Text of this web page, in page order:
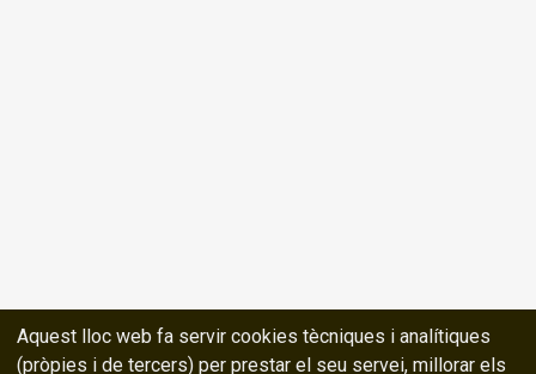
Aquest lloc web fa servir cookies tècniques i analítiques
(pròpies i de tercers) per prestar el seu servei, millorar els